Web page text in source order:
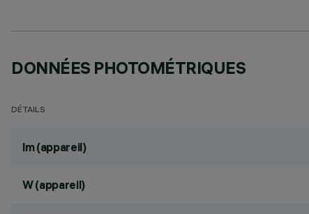
DONNÉES PHOTOMÉTRIQUES
DÉTAILS
lm (appareil)
W (appareil)